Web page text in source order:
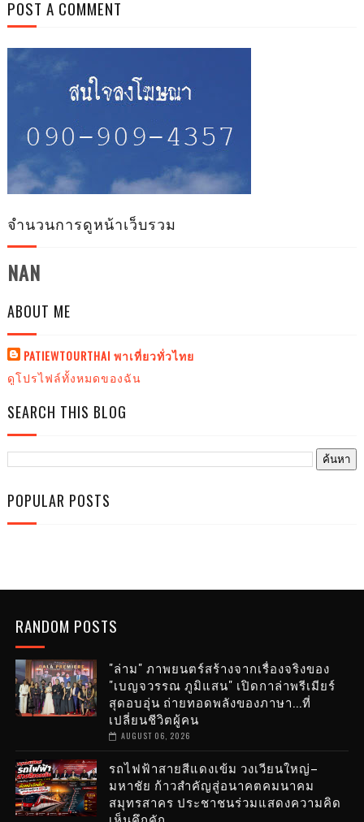
POST A COMMENT
จำนวนการดูหน้าเว็บรวม
NAN
ABOUT ME
PATIEWTOURTHAI พาเที่ยวทั่วไทย
ดูโปรไฟล์ทั้งหมดของฉัน
SEARCH THIS BLOG
POPULAR POSTS
RANDOM POSTS
"ล่าม" ภาพยนตร์สร้างจากเรื่องจริงของ
"เบญจวรรณ ภูมิแสน" เปิดกาล่าพรีเมียร์
สุดอบอุ่น ถ่ายทอดพลังของภาษา...ที่
เปลี่ยนชีวิตผู้คน
AUGUST 06, 2026
รถไฟฟ้าสายสีแดงเข้ม วงเวียนใหญ่–
มหาชัย ก้าวสำคัญสู่อนาคตคมนาคม
สมุทรสาคร ประชาชนร่วมแสดงความคิด